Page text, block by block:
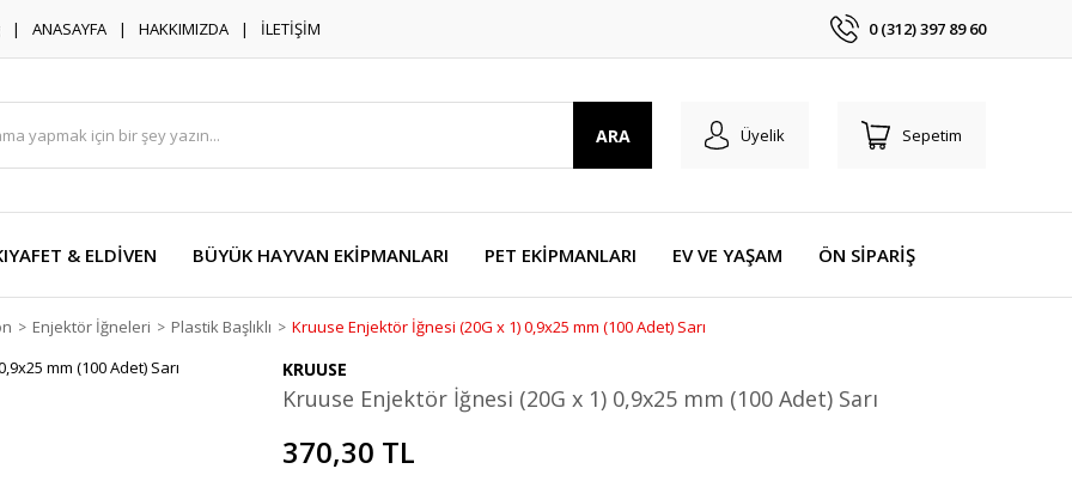
ANASAYFA HAKKIMIZDA İLETİŞİM 0 (312) 397 89 60
ARA Üyelik Sepetim
& ELDİVEN BÜYÜK HAYVAN EKİPMANLARI PET EKİPMANLARI EV VE YAŞAM ÖN SİPARİŞ
Enjektör İğneleri Plastik Başlıklı Kruuse Enjektör İğnesi (20G x 1) 0,9x25 mm (100 Adet) Sarı
KRUUSE
Kruuse Enjektör İğnesi (20G x 1) 0,9x25 mm (100 Adet) Sarı
370,30 TL